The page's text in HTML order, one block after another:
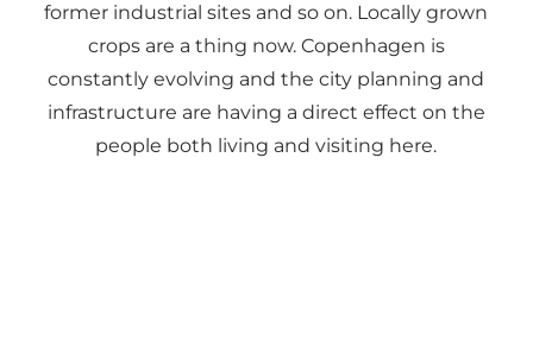
former industrial sites and so on. Locally grown
crops are a thing now. Copenhagen is
constantly evolving and the city planning and
infrastructure are having a direct effect on the
people both living and visiting here.